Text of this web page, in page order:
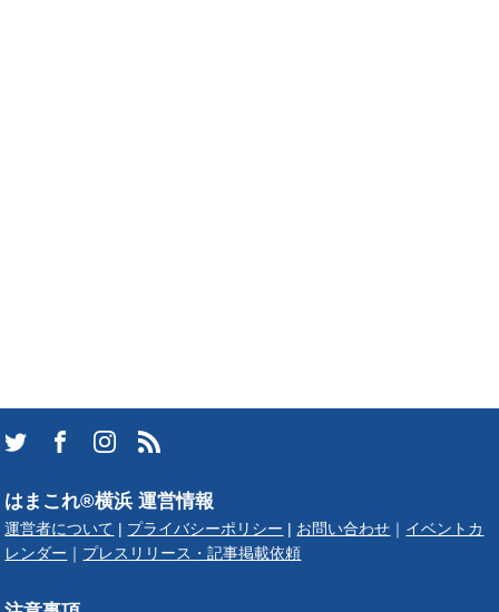
はまこれ®横浜 運営情報
運営者について プライバシーポリシー お問い合わせ
イベントカ
レンダー
プレスリリース・記事掲載依頼